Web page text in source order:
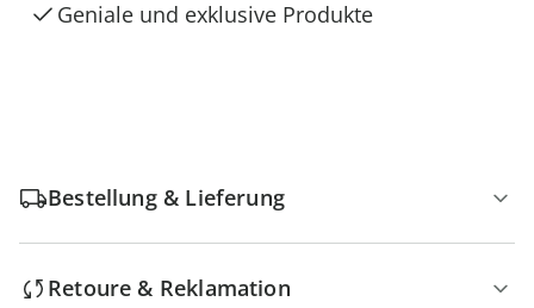
Geniale und exklusive Produkte
Bestellung & Lieferung
Retoure & Reklamation